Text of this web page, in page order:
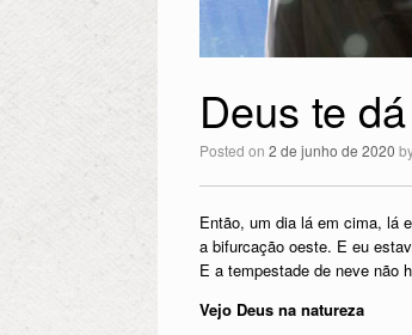
Deus te
Posted on 2 de junho de 2020
Então, um dia lá em cima, lá
a bifurcação oeste. E eu
E a tempestade de neve não
Vejo Deus na natureza